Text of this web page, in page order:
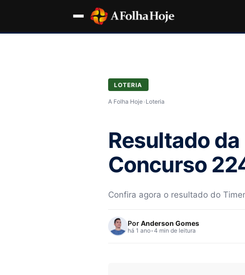
LOTERIA
A Folha Hoje› Loteria
Resultado
Concurso
Confira agora o resultado do
PorAnderson Gomes
há 1 ano•4 min de leitura